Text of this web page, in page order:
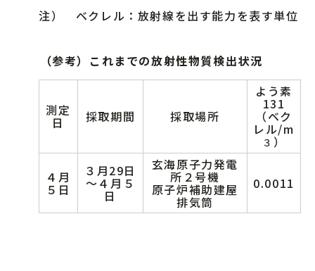
注） ベクレル：放射線を出す能力を表す単位
（参考）これまでの放射性物質検出状況
測定
日 採取期間 採取場所
よう素
131
（ベク
レル/m
３ ）
４月
５日
３月29日
～４月５
日
玄海原子力発電
所２号機
原子炉補助建屋
排気筒
0.0011